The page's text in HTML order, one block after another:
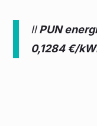
IlPUN
0,1284 €/